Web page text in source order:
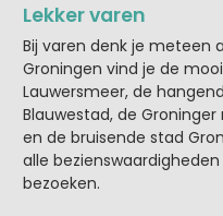
Lekker varen
Bij varen denk je meteen
Groningen vind je de
Lauwersmeer, de
Blauwestad, de
en de bruisende stad
alle
bezoeken.